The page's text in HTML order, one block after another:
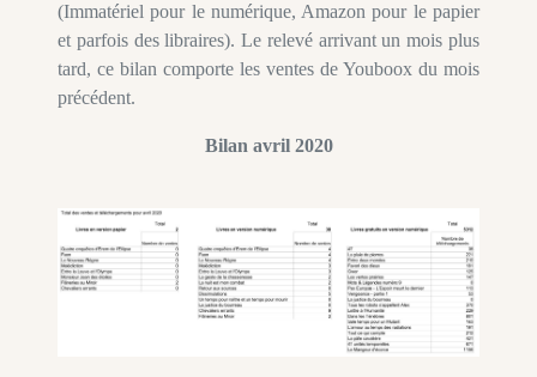
(Immatériel pour le numérique, Amazon pour le papier
et parfois des libraires). Le relevé arrivant un mois plus
tard, ce bilan comporte les ventes de Youboox du mois
précédent.
Bilan avril 2020